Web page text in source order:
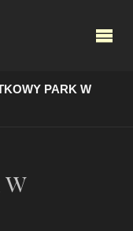
PARK W